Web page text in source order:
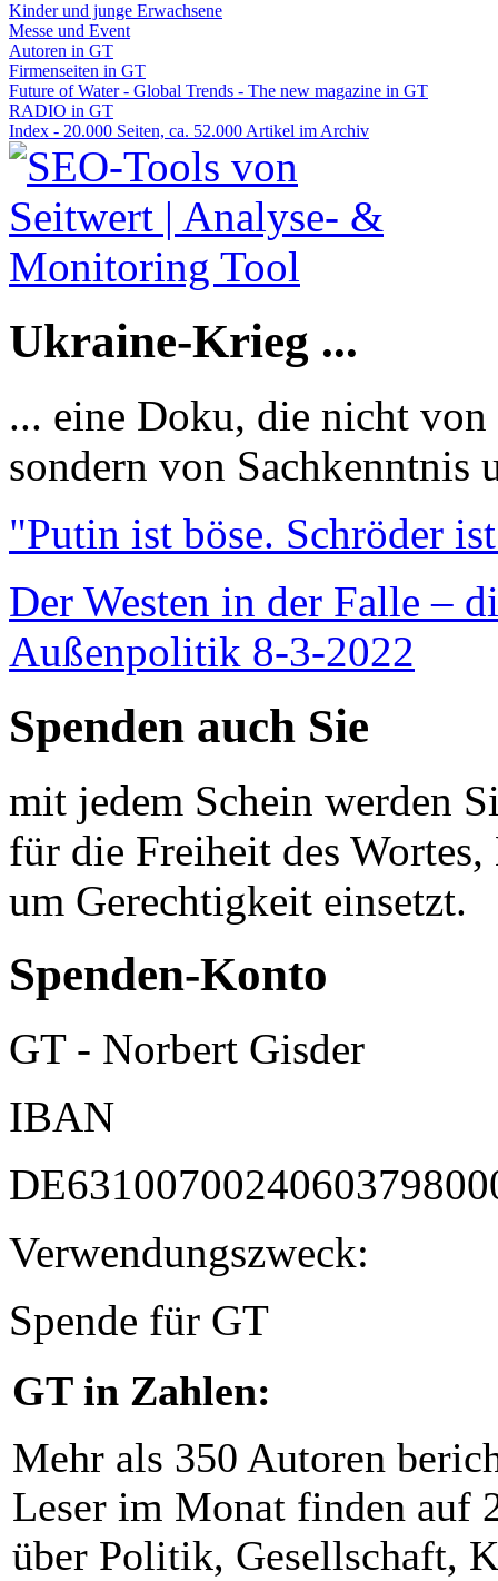
Kinder und junge Erwachsene
Messe und Event
Autoren in GT
Firmenseiten in GT
Future of Water - Global Trends - The new magazine in GT
RADIO in GT
Index - 20.000 Seiten, ca. 52.000 Artikel im Archiv
Ukraine-Krieg ...
... eine Doku, die nicht
sondern von Sachkenntnis
"Putin ist böse. Schröder
Der Westen in der Falle –
Außenpolitik 8-3-2022
Spenden auch Sie
mit jedem Schein werden
für die Freiheit des
um Gerechtigkeit einsetzt.
Spenden-Konto
GT - Norbert Gisder
IBAN
Verwendungszweck:
Spende für GT
GT in Zahlen:
Mehr als 350 Autoren
Leser im Monat finden auf
über Politik, Gesellschaft,